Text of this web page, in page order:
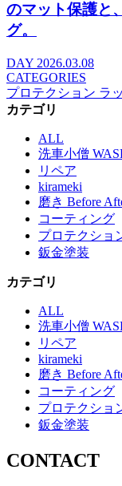
のマット保護と
グ。
DAY 2026.03.08
CATEGORIES
プロテクション ラ
カテゴリ
ALL
洗車小僧
リペア
kirameki
磨き Before
コーティング
プロテクショ
鈑金塗装
カテゴリ
ALL
洗車小僧
リペア
kirameki
磨き Before
コーティング
プロテクショ
鈑金塗装
CONTACT